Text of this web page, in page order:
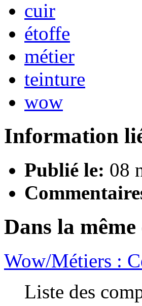
cuir
étoffe
métier
teinture
wow
Information
Publié le: 08
Dans la
Wow/Métiers :
Liste des